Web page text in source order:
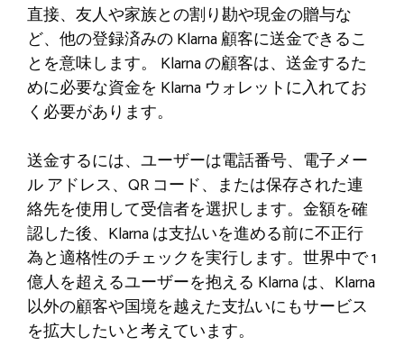
直接、友人や家族との割り勘や現金の贈与な
ど、他の登録済みの Klarna 顧客に送金できるこ
とを意味します。 Klarna の顧客は、送金するた
めに必要な資金を Klarna ウォレットに入れてお
く必要があります。
送金するには、ユーザーは電話番号、電子メー
ル アドレス、QR コード、または保存された連
絡先を使用して受信者を選択します。金額を確
認した後、Klarna は支払いを進める前に不正行
為と適格性のチェックを実行します。世界中で 1
億人を超えるユーザーを抱える Klarna は、Klarna
以外の顧客や国境を越えた支払いにもサービス
を拡大したいと考えています。